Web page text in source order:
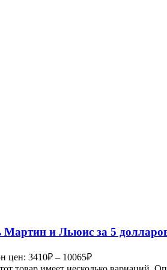
Мартин и Льюис за 5
цен: 3410₽ – 10065₽